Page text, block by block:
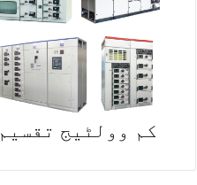
کم وولٹیج تقسیم